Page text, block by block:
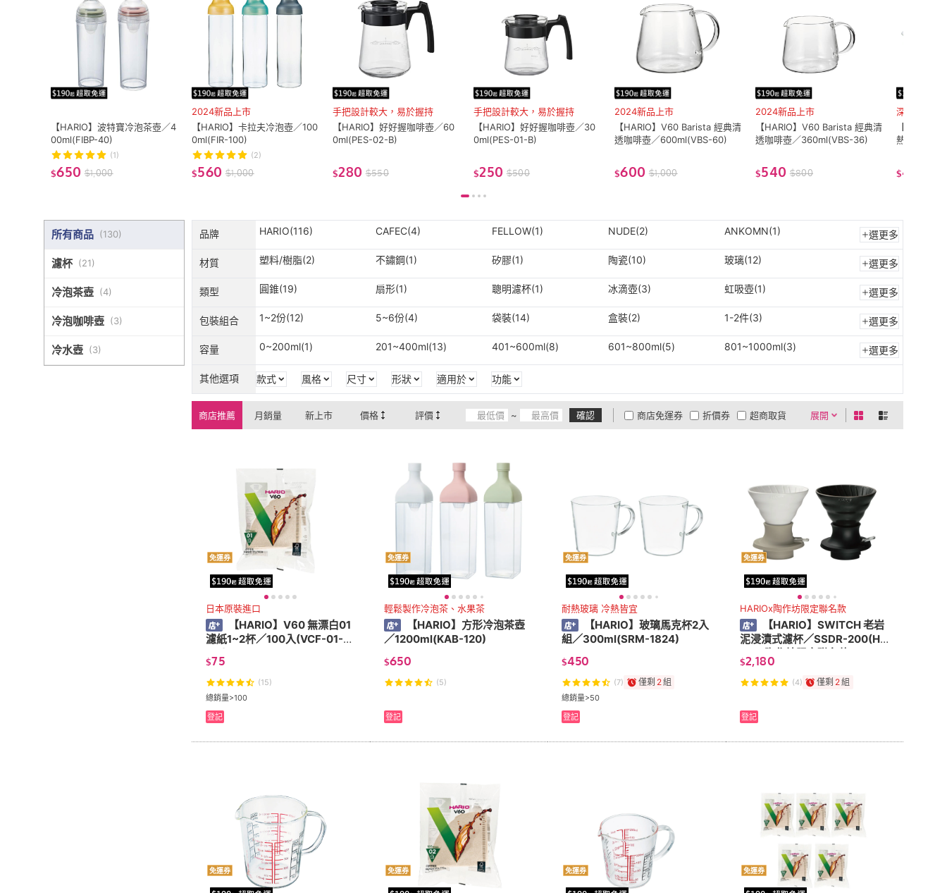
【HARIO】波特寶冷泡茶壺／4
00ml(FIBP-40)
(1)
$650 $1,000
2024新品上市
【HARIO】卡拉夫冷泡壺／100
0ml(FIR-100)
(2)
$560 $1,000
手把設計較大，易於握持
【HARIO】好好握咖啡壺／60
0ml(PES-02-B)
$280 $550
手把設計較大，易於握持
【HARIO】好好握咖啡壺／30
0ml(PES-01-B)
$250 $500
2024新品上市
【HARIO】V60 Barista 經典清
透咖啡壺／600ml(VBS-60)
$600 $1,000
2024新品上市
【HARIO】V60 Barista 經典清
透咖啡壺／360ml(VBS-36)
$540 $800
深型設計易
熱攪拌碗
$499
所有商品 (130)
濾杯 (21)
冷泡茶壺 (4)
冷泡咖啡壺 (3)
冷水壺 (3)
品牌 HARIO(116) CAFEC(4) FELLOW(1) NUDE(2) ANKOMN(1) 選更多
材質 塑料/樹脂(2) 不鏽鋼(1) 矽膠(1) 陶瓷(10) 玻璃(12) 選更多
類型 圓錐(19) 扇形(1) 聰明濾杯(1) 冰滴壺(3) 虹吸壺(1) 選更多
包裝組合 1~2份(12) 5~6份(4) 袋裝(14) 盒裝(2) 1-2件(3) 選更多
容量 0~200ml(1) 201~400ml(13) 401~600ml(8) 601~800ml(5) 801~1000ml(3) 選更多
其他選項 款式 風格 尺寸 形狀 適用於 功能
商店推薦 月銷量 新上市 價格 評價 ~ 確認 展開
折價券
有影片
商品有量
超商取貨
商店免運券
0利率
免運券
日本原裝進口
【HARIO】V60 無漂白01
濾紙1~2杯／100入(VCF-01-10
0M)
$75
(15)
總銷量>100
登記
免運券
輕鬆製作冷泡茶、水果茶
【HARIO】方形冷泡茶壺
／1200ml(KAB-120)
$650
(5)
登記
免運券
耐熱玻璃 冷熱皆宜
【HARIO】玻璃馬克杯2入
組／300ml(SRM-1824)
$450
(7) 僅剩 2組
總銷量>50
登記
免運券
HARIOx陶作坊限定聯名款
【HARIO】SWITCH 老岩
泥浸漬式濾杯／SSDR-200(HA
RIOx陶作坊限定聯名款)
$2,180
(4) 僅剩 2組
登記
免運券 免運券 免運券 免運券